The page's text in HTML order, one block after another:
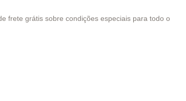
frete grátis sobre condições especiais para todo o